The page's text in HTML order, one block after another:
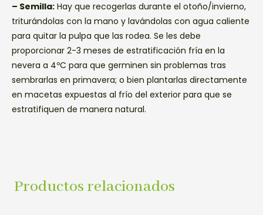
– Semilla: Hay que recogerlas durante el otoño/invierno,
triturándolas con la mano y lavándolas con agua caliente
para quitar la pulpa que las rodea. Se les debe
proporcionar 2-3 meses de estratificación fría en la
nevera a 4ºC para que germinen sin problemas tras
sembrarlas en primavera; o bien plantarlas directamente
en macetas expuestas al frío del exterior para que se
estratifiquen de manera natural.
Productos relacionados